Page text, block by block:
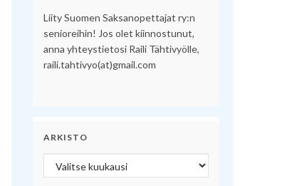
Liity Suomen Saksanopettajat ry:n
senioreihin! Jos olet kiinnostunut,
anna yhteystietosi Raili Tähtivyölle,
raili.tahtivyo(at)gmail.com
ARKISTO
Arkisto